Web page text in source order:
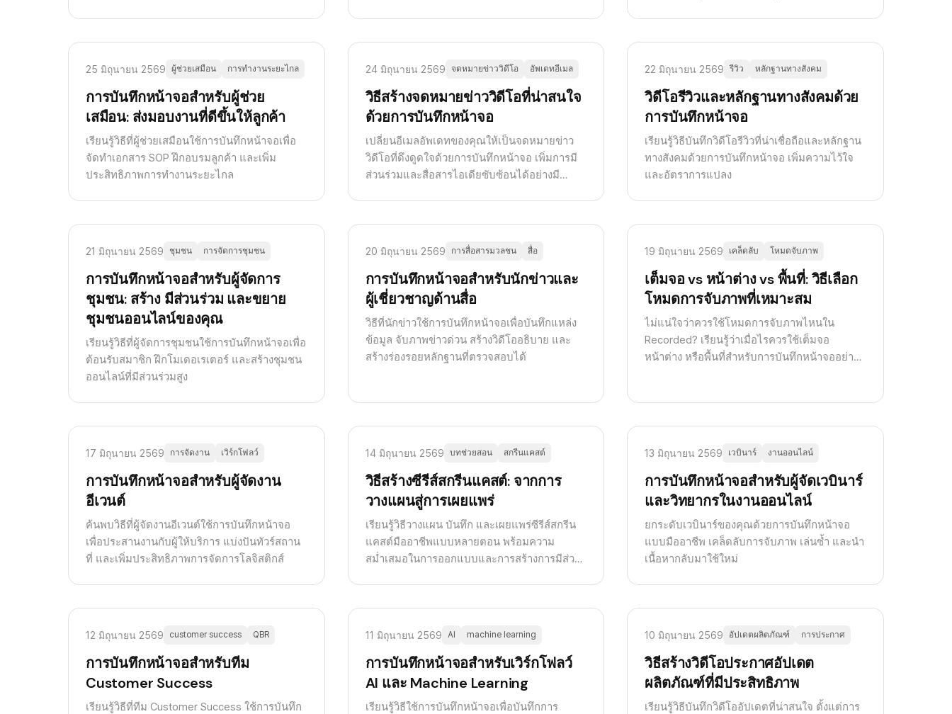
25 มิถุนายน 2569 ผู้ช่วยเสมือน การทำงานระยะไกล
การบันทึกหน้าจอสำหรับผู้ช่วย
เสมือน: ส่งมอบงานที่ดีขึ้นให้ลูกค้า
เรียนรู้วิธีที่ผู้ช่วยเสมือนใช้การบันทึกหน้าจอเพื่อ
จัดทำเอกสาร SOP ฝึกอบรมลูกค้า และเพิ่ม
ประสิทธิภาพการทำงานระยะไกล
24 มิถุนายน 2569 จดหมายข่าววิดีโอ อัพเดทอีเมล
วิธีสร้างจดหมายข่าววิดีโอที่น่าสนใจ
ด้วยการบันทึกหน้าจอ
เปลี่ยนอีเมลอัพเดทของคุณให้เป็นจดหมายข่าว
วิดีโอที่ดึงดูดใจด้วยการบันทึกหน้าจอ เพิ่มการมี
ส่วนร่วมและสื่อสารไอเดียซับซ้อนได้อย่างมี
22 มิถุนายน 2569 รีวิว หลักฐานทางสังคม
วิดีโอรีวิวและหลักฐานทางสังคมด้วย
การบันทึกหน้าจอ
เรียนรู้วิธีบันทึกวิดีโอรีวิวที่น่าเชื่อถือและหลักฐาน
ทางสังคมด้วยการบันทึกหน้าจอ เพิ่มความไว้ใจ
และอัตราการแปลง
21 มิถุนายน 2569 ชุมชน การจัดการชุมชน
การบันทึกหน้าจอสำหรับผู้จัดการ
ชุมชน: สร้าง มีส่วนร่วม และขยาย
ชุมชนออนไลน์ของคุณ
เรียนรู้วิธีที่ผู้จัดการชุมชนใช้การบันทึกหน้าจอเพื่อ
ต้อนรับสมาชิก ฝึกโมเดอเรเตอร์ และสร้างชุมชน
ออนไลน์ที่มีส่วนร่วมสูง
20 มิถุนายน 2569 การสื่อสารมวลชน สื่อ
การบันทึกหน้าจอสำหรับนักข่าวและ
ผู้เชี่ยวชาญด้านสื่อ
วิธีที่นักข่าวใช้การบันทึกหน้าจอเพื่อบันทึกแหล่ง
ข้อมูล จับภาพข่าวด่วน สร้างวิดีโออธิบาย และ
สร้างร่องรอยหลักฐานที่ตรวจสอบได้
19 มิถุนายน 2569 เคล็ดลับ โหมดจับภาพ
เต็มจอ vs หน้าต่าง vs พื้นที่: วิธีเลือก
โหมดการจับภาพที่เหมาะสม
ไม่แน่ใจว่าควรใช้โหมดการจับภาพไหนใน
Recorded? เรียนรู้ว่าเมื่อไรควรใช้เต็มจอ
หน้าต่าง หรือพื้นที่สำหรับการบันทึกหน้าจออย่าง
17 มิถุนายน 2569 การจัดงาน เวิร์กโฟลว์
การบันทึกหน้าจอสำหรับผู้จัดงาน
อีเวนต์
ค้นพบวิธีที่ผู้จัดงานอีเวนต์ใช้การบันทึกหน้าจอ
เพื่อประสานงานกับผู้ให้บริการ แบ่งปันทัวร์สถาน
ที่ และเพิ่มประสิทธิภาพการจัดการโลจิสติกส์
14 มิถุนายน 2569 บทช่วยสอน สกรีนแคสต์
วิธีสร้างซีรีส์สกรีนแคสต์: จากการ
วางแผนสู่การเผยแพร่
เรียนรู้วิธีวางแผน บันทึก และเผยแพร่ซีรีส์สกรีน
แคสต์มืออาชีพแบบหลายตอน พร้อมความ
สม่ำเสมอในการออกแบบและการสร้างการมีส่วน
13 มิถุนายน 2569 เวบินาร์ งานออนไลน์
การบันทึกหน้าจอสำหรับผู้จัดเวบินาร์
และวิทยากรในงานออนไลน์
ยกระดับเวบินาร์ของคุณด้วยการบันทึกหน้าจอ
แบบมืออาชีพ เคล็ดลับการจับภาพ เล่นซ้ำ และนำ
เนื้อหากลับมาใช้ใหม่
12 มิถุนายน 2569 customer success QBR
การบันทึกหน้าจอสำหรับทีม
Customer Success
เรียนรู้วิธีที่ทีม Customer Success ใช้การบันทึก
11 มิถุนายน 2569 AI machine learning
การบันทึกหน้าจอสำหรับเวิร์กโฟลว์
AI และ Machine Learning
เรียนรู้วิธีใช้การบันทึกหน้าจอเพื่อบันทึกการ
10 มิถุนายน 2569 อัปเดตผลิตภัณฑ์ การประกาศ
วิธีสร้างวิดีโอประกาศอัปเดต
ผลิตภัณฑ์ที่มีประสิทธิภาพ
เรียนรู้วิธีบันทึกวิดีโออัปเดตที่น่าสนใจ ตั้งแต่การ